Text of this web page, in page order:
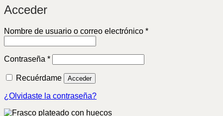
Acceder
Nombre de usuario o correo electrónico *Obligatorio
Contraseña *Obligatorio
Recuérdame Acceder
¿Olvidaste la contraseña?